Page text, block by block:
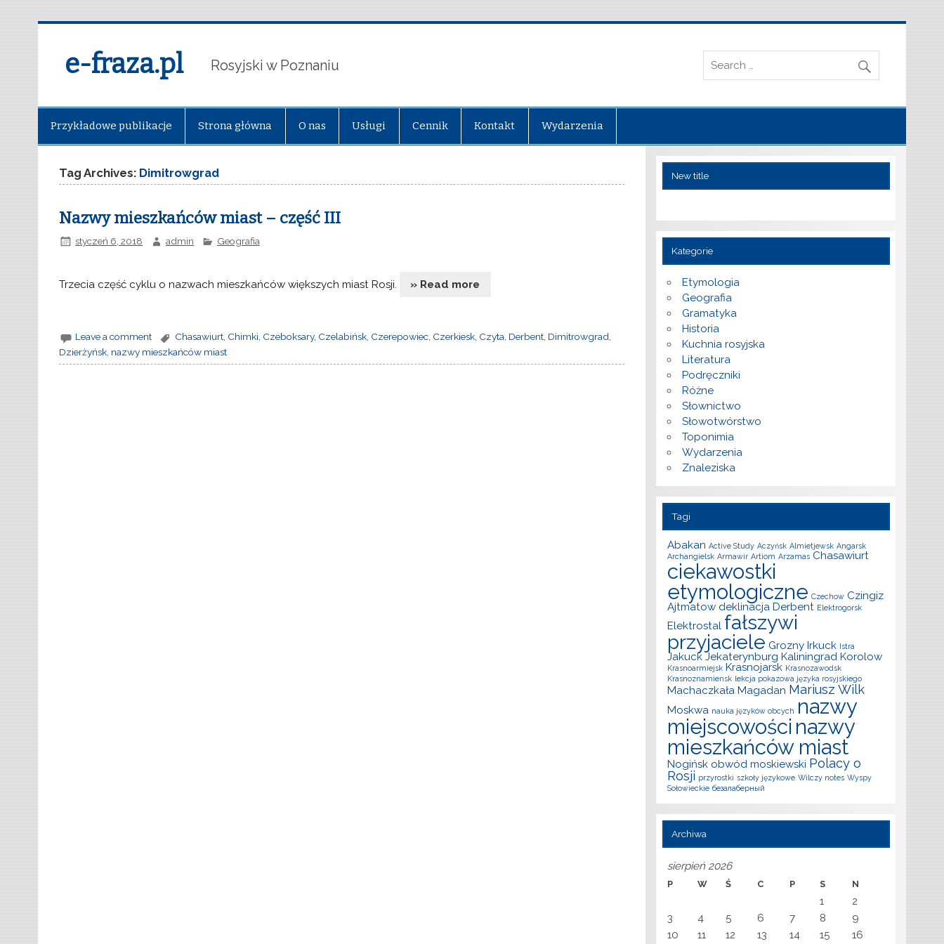
e-fraza.pl Rosyjski w Poznaniu
Przykładowe publikacje Strona główna O nas Usługi Cennik Kontakt Wydarzenia
Tag Archives: Dimitrowgrad
Nazwy mieszkańców miast – część III
styczeń 6, 2018 admin Geografia
Trzecia część cyklu o nazwach mieszkańców większych miast Rosji. » Read more
Leave a comment Chasawiurt, Chimki, Czeboksary, Czelabińsk, Czerepowiec, Czerkiesk, Czyta, Derbent, Dimitrowgrad,
Dzierżyńsk nazwy mieszkańców miast
New title
Kategorie
Etymologia
Geografia
Gramatyka
Historia
Kuchnia rosyjska
Literatura
Podręczniki
Różne
Słownictwo
Słowotwórstwo
Toponimia
Wydarzenia
Znaleziska
Tagi
Abakan Active Study Aczyńsk Almietjewsk Angarsk
Archangielsk Armawir Artiom Arzamas Chasawiurt
ciekawostki
etymologiczne Czechow Czingiz
Ajtmatow deklinacja Derbent Elektrogorsk
Elektrostal fałszywi
przyjaciele Grozny Irkuck Istra
Jakuck Jekaterynburg Kaliningrad Korolow
Krasnoarmiejsk Krasnojarsk Krasnozawodsk
Krasnoznamiensk lekcja pokazowa języka rosyjskiego
Machaczkała Magadan Mariusz Wilk
Moskwa nauka języków obcych nazwy
miejscowości nazwy
mieszkańców miast
Nogińsk obwód moskiewski Polacy o
Rosji przyrostki szkoły językowe Wilczy notes Wyspy
Sołowieckie безалаберный
Archiwa
sierpień 2026
P W Ś C P S N
1
2
3
4 5 6 7 8
9
10
11 12 13 14 15 16